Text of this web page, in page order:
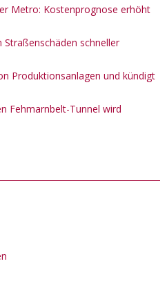
Metro: Kostenprognose erhöht
Straßenschäden schneller
Produktionsanlagen und kündigt
Fehmarnbelt-Tunnel wird